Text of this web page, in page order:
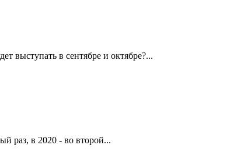
выступать в сентябре и октябре?...
раз, в 2020 - во второй...